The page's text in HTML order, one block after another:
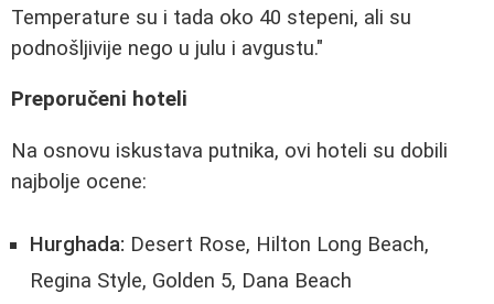
Temperature su i tada oko 40 stepeni, ali su
podnošljivije nego u julu i avgustu."
Preporučeni hoteli
Na osnovu iskustava putnika, ovi hoteli su dobili
najbolje ocene:
Hurghada: Desert Rose, Hilton Long Beach,
Regina Style, Golden 5, Dana Beach